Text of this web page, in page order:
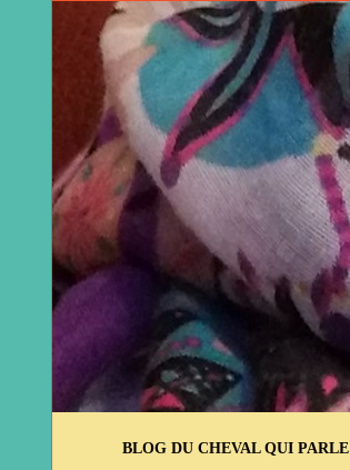
BLOG DU CHEVAL QUI PARLE